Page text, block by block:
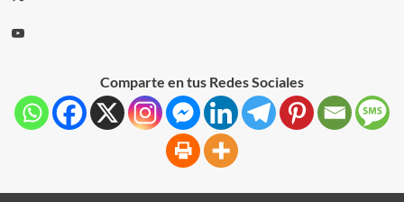
Comparte en tus Redes Sociales